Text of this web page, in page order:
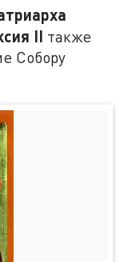
II также
Собору